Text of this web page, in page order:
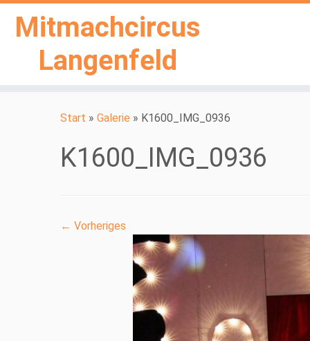
Mitmachcircus
Langenfeld
Start » Galerie » K1600_IMG_0936
K1600_IMG_0936
← Vorheriges